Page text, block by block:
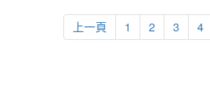
上一頁 1 2 3 4